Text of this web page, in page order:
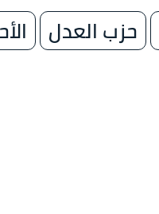
حزب العدل